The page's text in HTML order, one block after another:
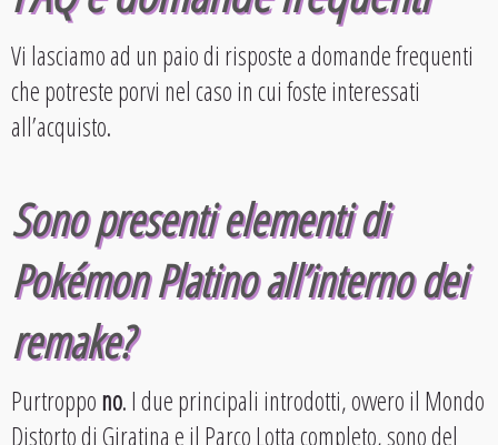
Vi lasciamo ad un paio di risposte a domande frequenti
che potreste porvi nel caso in cui foste interessati
all’acquisto.
Sono presenti elementi di
Pokémon Platino all’interno dei
remake?
Purtroppono. I due principali introdotti, ovvero il Mondo
Distorto di Giratina e il Parco Lotta completo, sono del